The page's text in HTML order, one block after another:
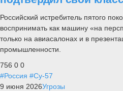
Российский истребитель пятого
воспринимать как машину «на
только на авиасалонах и в
промышленности.
756 0 0
#Россия #Су-57
9 июня 2026Угрозы